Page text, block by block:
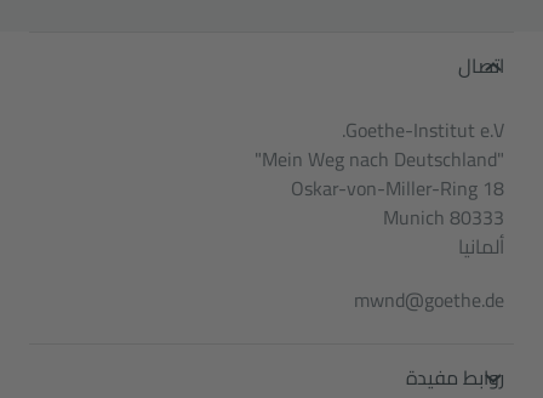
Service- und Informationsbereich
اتصال
Goethe-Institut e.V.
"Mein Weg nach Deutschland"
Oskar-von-Miller-Ring 18
80333 Munich
ألمانيا
mwnd@goethe.de
روابط مفيدة